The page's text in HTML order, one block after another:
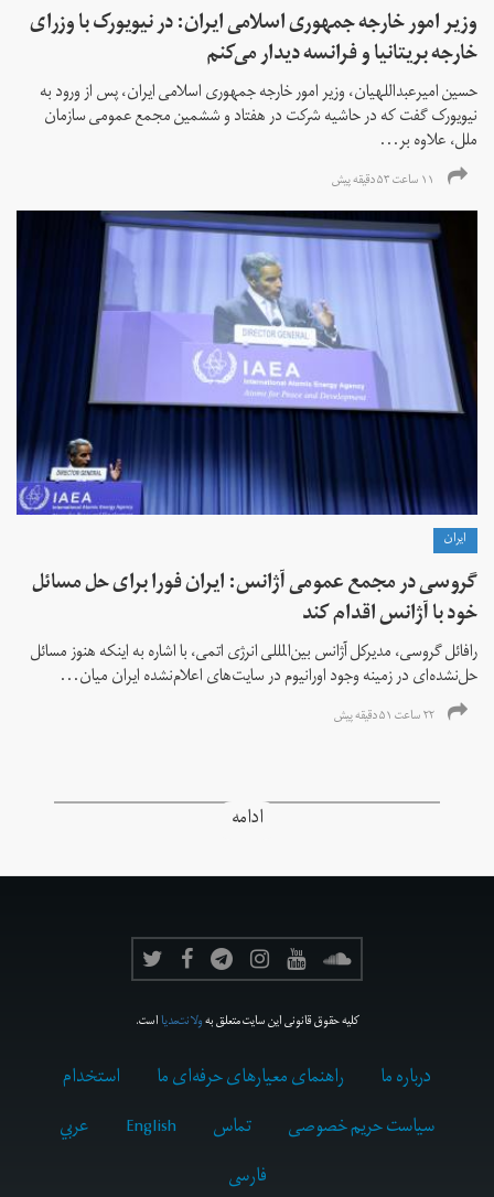
وزیر امور خارجه جمهوری اسلامی ایران: در نیویورک با وزرای
خارجه بریتانیا و فرانسه دیدار می‌کنم
حسین امیرعبداللهیان، وزیر امور خارجه جمهوری اسلامی ایران، پس از ورود به
نیویورک گفت که در حاشیه شرکت در هفتاد و ششمین مجمع عمومی سازمان
ملل، علاوه بر...
۱۱ ساعت ۵۳ دقیقه پیش
ايران
گروسی در مجمع عمومی آژانس: ایران فورا برای حل مسائل
خود با آژانس اقدام کند
رافائل گروسی، مدیرکل آژانس بین‌المللی انرژی اتمی، با اشاره به اینکه هنوز مسائل
حل‌نشده‌ای در زمینه وجود اورانیوم در سایت‌های اعلام‌نشده ایران میان...
۲۲ ساعت ۵۱ دقیقه پیش
ادامه
کلیه حقوق قانونی این سایت متعلق بهولانت‌مدیااست.
درباره ما راهنمای معیارهای حرفه‌ای ما
استخدام
سیاست حریم خصوصی
تماس English
عربي
فارسى